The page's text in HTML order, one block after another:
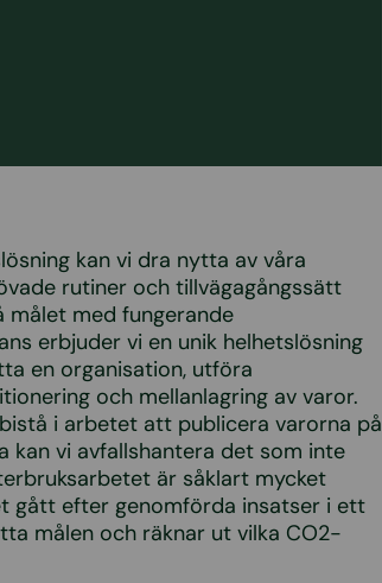
kan vi dra nytta av våra
rutiner och tillvägagångssätt
målet med fungerande
erbjuder vi en unik helhetslösning
en organisation, utföra
och mellanlagring av varor.
i arbetet att publicera varorna på
vi avfallshantera det som inte
är såklart mycket
gått efter genomförda insatser i ett
målen och räknar ut vilka CO2-